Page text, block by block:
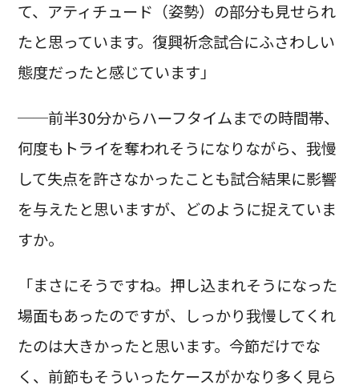
て、アティチュード（姿勢）の部分も見せられ
たと思っています。復興祈念試合にふさわしい
態度だったと感じています」
──前半30分からハーフタイムまでの時間帯、
何度もトライを奪われそうになりながら、我慢
して失点を許さなかったことも試合結果に影響
を与えたと思いますが、どのように捉えていま
すか。
「まさにそうですね。押し込まれそうになった
場面もあったのですが、しっかり我慢してくれ
たのは大きかったと思います。今節だけでな
く、前節もそういったケースがかなり多く見ら